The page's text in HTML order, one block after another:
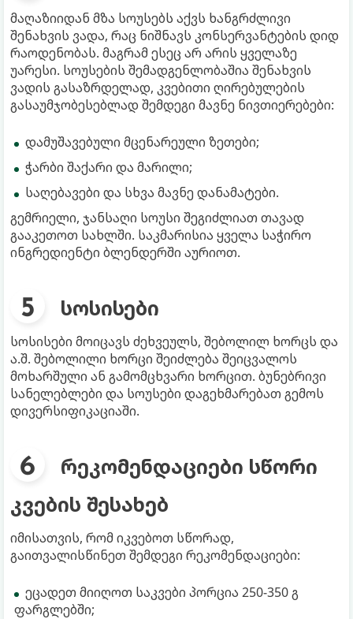
მაღაზიიდან მზა სოუსებს აქვს ხანგრძლივი
შენახვის ვადა, რაც ნიშნავს კონსერვანტების დიდ
რაოდენობას. მაგრამ ესეც არ არის ყველაზე
უარესი. სოუსების შემადგენლობაშია შენახვის
ვადის გასაზრდელად, კვებითი ღირებულების
გასაუმჯობესებლად შემდეგი მავნე ნივთიერებები:
დამუშავებული მცენარეული ზეთები;
ჭარბი შაქარი და მარილი;
საღებავები და სხვა მავნე დანამატები.
გემრიელი, ჯანსაღი სოუსი შეგიძლიათ თავად
გააკეთოთ სახლში. საკმარისია ყველა საჭირო
ინგრედიენტი ბლენდერში აურიოთ.
სოსისები
სოსისები მოიცავს ძეხვეულს, შებოლილ ხორცს და
ა.შ. შებოლილი ხორცი შეიძლება შეიცვალოს
მოხარშული ან გამომცხვარი ხორცით. ბუნებრივი
სანელებლები და სოუსები დაგეხმარებათ გემოს
დივერსიფიკაციაში.
რეკომენდაციები სწორი
კვების შესახებ
იმისათვის, რომ იკვებოთ სწორად,
გაითვალისწინეთ შემდეგი რეკომენდაციები:
ეცადეთ მიიღოთ საკვები პორცია 250-350 გ
ფარგლებში;